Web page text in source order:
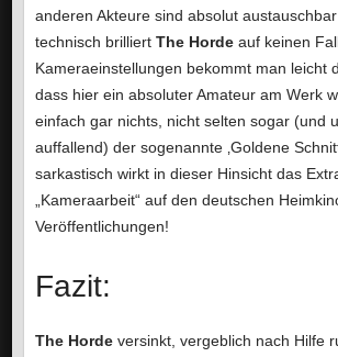
anderen Akteure sind absolut
technisch brilliert The Hordeauf keinen
Kameraeinstellungen bekommt man leicht
dass hier ein absoluter Amateur am Werk
einfach gar nichts, nicht selten sogar (und
auffallend) der sogenannte ‚Goldene
sarkastisch wirkt in dieser Hinsicht das
„Kameraarbeit“ auf den deutschen
Veröffentlichungen!
Fazit:
The Hordeversinkt, vergeblich nach Hilfe